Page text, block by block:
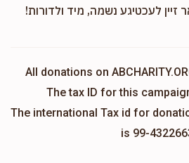
לעכטיגע נשמה, מיד ולדורות!
All donations on
The tax ID for this
The international Tax id for
is 99-